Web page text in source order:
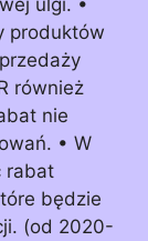
produktów
również
nie
• W
rabat
będzie
(od 2020-